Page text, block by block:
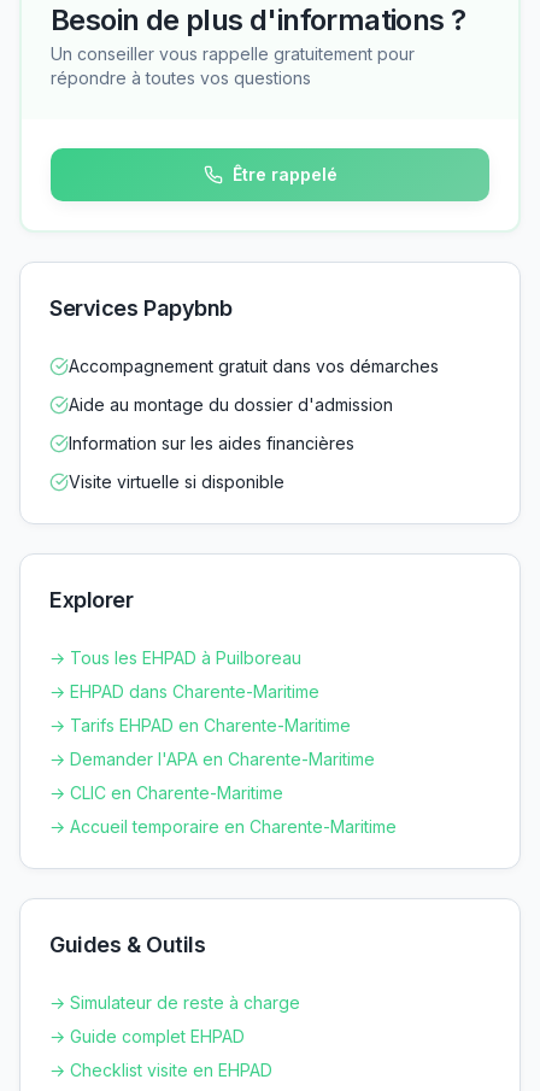
Besoin de plus d'informations ?
Un conseiller vous rappelle gratuitement pour
répondre à toutes vos questions
Être rappelé
Services Papybnb
Accompagnement gratuit dans vos démarches
Aide au montage du dossier d'admission
Information sur les aides financières
Visite virtuelle si disponible
Explorer
→ Tous les EHPAD à Puilboreau
→ EHPAD dans Charente-Maritime
→ Tarifs EHPAD en Charente-Maritime
→ Demander l'APA en Charente-Maritime
→ CLIC en Charente-Maritime
→ Accueil temporaire en Charente-Maritime
Guides & Outils
→ Simulateur de reste à charge
→ Guide complet EHPAD
→ Checklist visite en EHPAD